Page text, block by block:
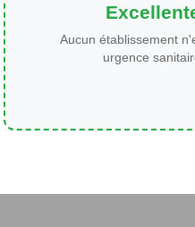
Aucun établissement
urgence